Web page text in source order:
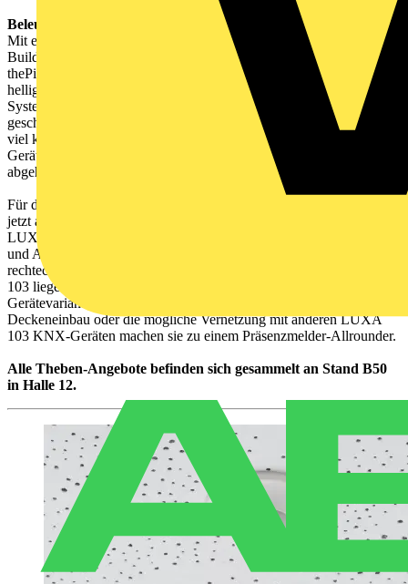
Beleuchtungssteuerung auf KNX-Basis
Mit einer „kleinen“ Produktneuheit schlägt Theben auf der Light +
Building 2024 in Sachen effizienter Lichtsteuerung auf: Der
thePiccola Mini Präsenzmelder zur bewegungs- und
helligkeitsabhängigen Lichtsteuerung ist jetzt auch für KNX-
Systeme verfügbar und dank KNX Data Secure vor Manipulationen
geschützt. Auch die Montage von thePiccola KNX ist künftig sehr
viel komfortabler: Die Elektronik wurde ins einteilige
Gerätegehäuse integriert, was die Montage, insbesondere in
abgehängten Decken, erheblich vereinfacht.
Für die Gerätefamilie der LUXA 103 Präsenzmelder bietet Theben
jetzt auch eine Variante für KNX und das Smart Home System
LUXORliving zur effizienten Licht- und HLK-Steuerung im Innen-
und Außenbereich an. Verfügbar sind Varianten mit rundem sowie
rechteckigem Erfassungsbereich. Die Vorteile der Baureihe LUXA
103 liegen auf der Hand: Ihr flaches, kompaktes Design,
Gerätevarianten für Unterputz- und Aufputz-Montage oder
Deckeneinbau oder die mögliche Vernetzung mit anderen LUXA
103 KNX-Geräten machen sie zu einem Präsenzmelder-Allrounder.
Alle Theben-Angebote befinden sich gesammelt an Stand B50
in Halle 12.